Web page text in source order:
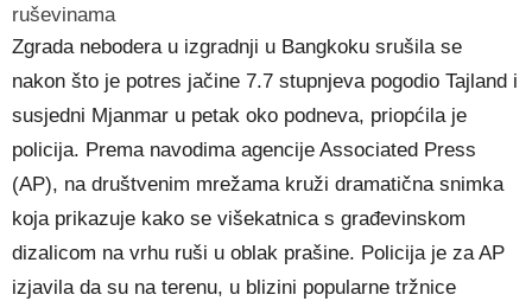
ruševinama
Zgrada nebodera u izgradnji u Bangkoku srušila se
nakon što je potres jačine 7.7 stupnjeva pogodio Tajland i
susjedni Mjanmar u petak oko podneva, priopćila je
policija. Prema navodima agencije Associated Press
(AP), na društvenim mrežama kruži dramatična snimka
koja prikazuje kako se višekatnica s građevinskom
dizalicom na vrhu ruši u oblak prašine. Policija je za AP
izjavila da su na terenu, u blizini popularne tržnice